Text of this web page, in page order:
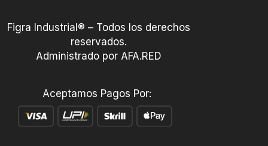
Figra Industrial® – Todos los derechos
reservados.
Administrado por AFA.RED
Aceptamos Pagos Por: